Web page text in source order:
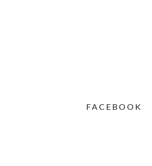
FACEBOOK